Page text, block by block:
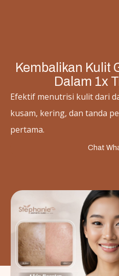
Kembalikan Kulit
Dalam 1x
Efektif menutrisi kulit dari
kusam, kering, dan tanda
pertama.
Chat